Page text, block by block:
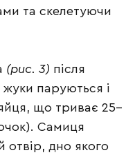
та скелетуючи
(рис. 3) після
жуки паруються і
що триває 25–
Самиця
отвір, дно якого